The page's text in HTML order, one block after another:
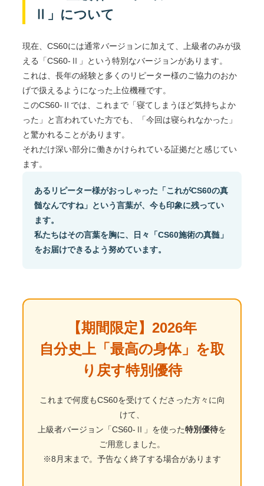
Ⅱ」について
現在、CS60には通常バージョンに加えて、上級者のみが扱
える「CS60-Ⅱ」という特別なバージョンがあります。
これは、長年の経験と多くのリピーター様のご協力のおか
げで扱えるようになった上位機種です。
このCS60-Ⅱでは、これまで「寝てしまうほど気持ちよか
った」と言われていた方でも、「今回は寝られなかった」
と驚かれることがあります。
それだけ深い部分に働きかけられている証拠だと感じてい
ます。
あるリピーター様がおっしゃった「これがCS60の真
髄なんですね」という言葉が、今も印象に残ってい
ます。
私たちはその言葉を胸に、日々「CS60施術の真髄」
をお届けできるよう努めています。
【期間限定】2026年
自分史上「最高の身体」を取
り戻す特別優待
これまで何度もCS60を受けてくださった方々に向
けて、
上級者バージョン「CS60-Ⅱ」を使った特別優待を
ご用意しました。
※8月末まで。予告なく終了する場合があります